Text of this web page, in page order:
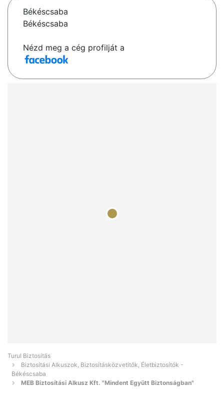
Békéscsaba
Békéscsaba
Nézd meg a cég profilját a
Turul Biztosítás
Biztosítási Alkuszok, Biztosításközvetítők, Életbiztosítók -
Békéscsaba
MEB Biztosítási Alkusz Kft. "Mindent Együtt Biztonságban"